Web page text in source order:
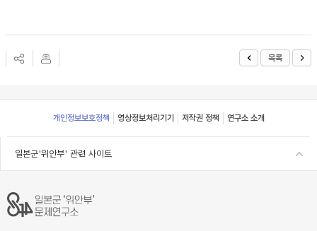
목록
Footer
개인정보보호정책 영상정보처리기기 저작권 정책 연구소 소개
일본군'위안부' 관련 사이트